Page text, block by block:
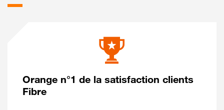
Orange n°1 de la satisfaction clients
Fibre